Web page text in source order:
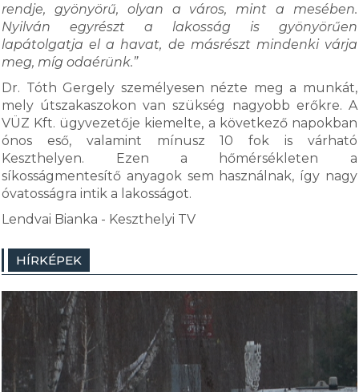
rendje, gyönyörű, olyan a város, mint a mesében.
Nyilván egyrészt a lakosság is gyönyörűen
lapátolgatja el a havat, de másrészt mindenki várja
meg, míg odaérünk.”
Dr. Tóth Gergely személyesen nézte meg a munkát,
mely útszakaszokon van szükség nagyobb erőkre. A
VÜZ Kft. ügyvezetője kiemelte, a következő napokban
ónos eső, valamint mínusz 10 fok is várható
Keszthelyen. Ezen a hőmérsékleten a
síkosságmentesítő anyagok sem használnak, így nagy
óvatosságra intik a lakosságot.
Lendvai Bianka - Keszthelyi TV
HÍRKÉPEK